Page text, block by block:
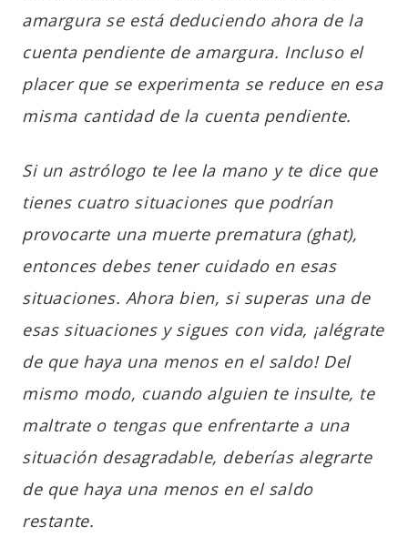
amargura se está deduciendo ahora de la
cuenta pendiente de amargura. Incluso el
placer que se experimenta se reduce en esa
misma cantidad de la cuenta pendiente.
Si un astrólogo te lee la mano y te dice que
tienes cuatro situaciones que podrían
provocarte una muerte prematura (ghat),
entonces debes tener cuidado en esas
situaciones. Ahora bien, si superas una de
esas situaciones y sigues con vida, ¡alégrate
de que haya una menos en el saldo! Del
mismo modo, cuando alguien te insulte, te
maltrate o tengas que enfrentarte a una
situación desagradable, deberías alegrarte
de que haya una menos en el saldo
restante.